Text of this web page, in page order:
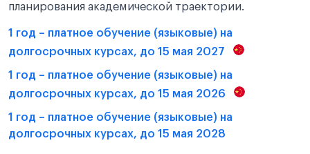
планирования академической траектории.
1 год – платное обучение (языковые) на
долгосрочных курсах, до 15 мая 2027
1 год – платное обучение (языковые) на
долгосрочных курсах, до 15 мая 2026
1 год – платное обучение (языковые) на
долгосрочных курсах, до 15 мая 2028